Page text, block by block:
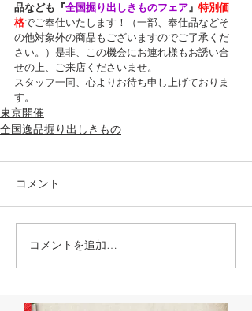
品なども『全国掘り出しきものフェア 』 特別価
格でご奉仕いたします！（一部、奉仕品などそ
の他対象外の商品もございますのでご了承くだ
さい。）是非、この機会にお連れ様もお誘い合
せの上、ご来店くださいませ。
スタッフ一同、心よりお待ち申し上げておりま
す。
東京開催
全国逸品掘り出しきもの
コメント
コメントを追加…